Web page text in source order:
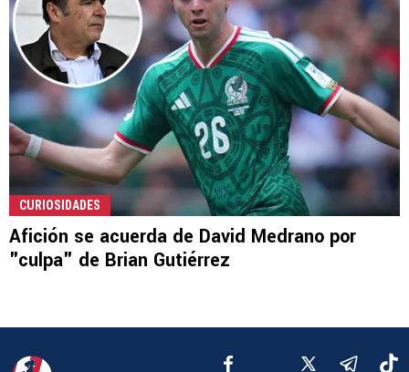
CURIOSIDADES
Afición se acuerda de David Medrano por
"culpa" de Brian Gutiérrez